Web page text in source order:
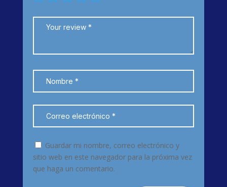
Guardar mi nombre, correo electrónico y
sitio web en este navegador para la próxima vez
que haga un comentario.